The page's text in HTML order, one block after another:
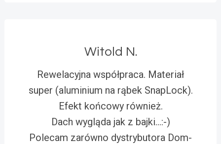
Witold N.
Rewelacyjna współpraca. Materiał
super (aluminium na rąbek SnapLock).
Efekt końcowy również.
Dach wygląda jak z bajki…:-)
Polecam zarówno dystrybutora Dom-